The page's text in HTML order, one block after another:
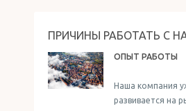
ПРИЧИНЫ РАБОТАТЬ С
ОПЫТ РАБОТЫ
Наша компания
развивается на